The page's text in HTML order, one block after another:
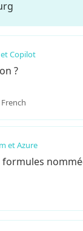
Copilot
?
French
et Azure
formules